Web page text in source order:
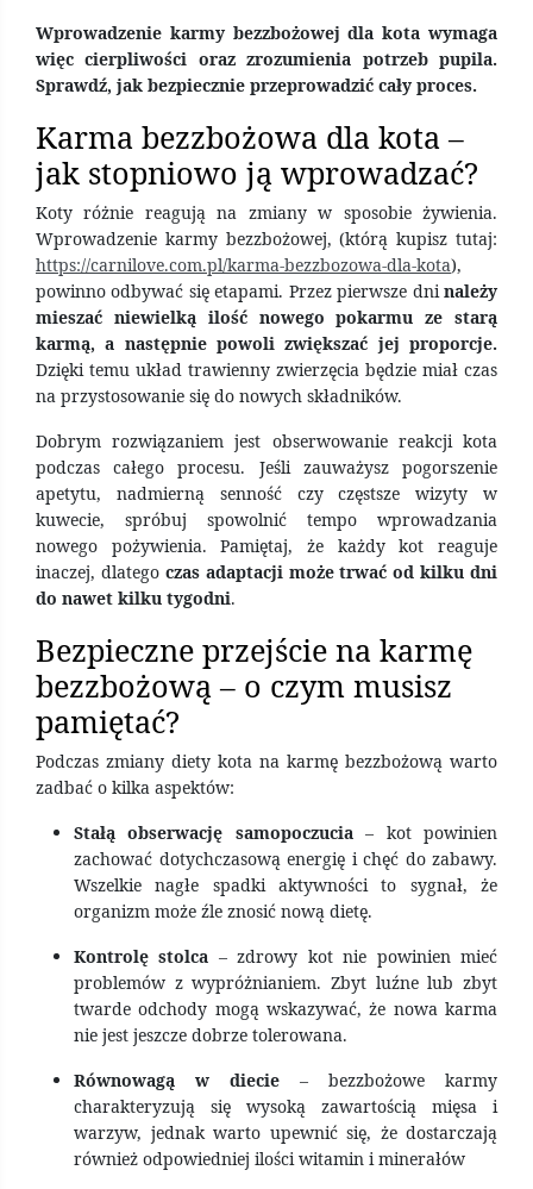
Wprowadzenie karmy bezzbożowej dla kota wymaga
więc cierpliwości oraz zrozumienia potrzeb pupila.
Sprawdź, jak bezpiecznie przeprowadzić cały proces.
Karma bezzbożowa dla kota –
jak stopniowo ją wprowadzać?
Koty różnie reagują na zmiany w sposobie żywienia.
Wprowadzenie karmy bezzbożowej, (którą kupisz tutaj:
https://carnilove.com.pl/karma-bezzbozowa-dla-kota),
powinno odbywać się etapami. Przez pierwsze dninależy
mieszać niewielką ilość nowego pokarmu ze starą
karmą, a następnie powoli zwiększać jej proporcje.
Dzięki temu układ trawienny zwierzęcia będzie miał czas
na przystosowanie się do nowych składników.
Dobrym rozwiązaniem jest obserwowanie reakcji kota
podczas całego procesu. Jeśli zauważysz pogorszenie
apetytu, nadmierną senność czy częstsze wizyty w
kuwecie, spróbuj spowolnić tempo wprowadzania
nowego pożywienia. Pamiętaj, że każdy kot reaguje
inaczej, dlatego czas adaptacji może trwać od kilku dni
do nawet kilku tygodni.
Bezpieczne przejście na karmę
bezzbożową – o czym musisz
pamiętać?
Podczas zmiany diety kota na karmę bezzbożową warto
zadbać o kilka aspektów:
Stałą obserwację samopoczucia– kot powinien
zachować dotychczasową energię i chęć do zabawy.
Wszelkie nagłe spadki aktywności to sygnał, że
organizm może źle znosić nową dietę.
Kontrolę stolca – zdrowy kot nie powinien mieć
problemów z wypróżnianiem. Zbyt luźne lub zbyt
twarde odchody mogą wskazywać, że nowa karma
nie jest jeszcze dobrze tolerowana.
Równowagą w diecie – bezzbożowe karmy
charakteryzują się wysoką zawartością mięsa i
warzyw, jednak warto upewnić się, że dostarczają
również odpowiedniej ilości witamin i minerałów